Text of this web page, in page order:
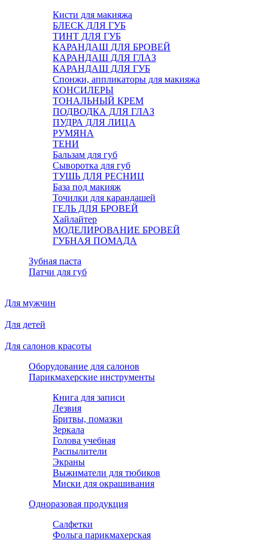
Кисти для макияжа
БЛЕСК ДЛЯ ГУБ
ТИНТ ДЛЯ ГУБ
КАРАНДАШ ДЛЯ БРОВЕЙ
КАРАНДАШ ДЛЯ ГЛАЗ
КАРАНДАШ ДЛЯ ГУБ
Спонжи, аппликаторы для макияжа
КОНСИЛЕРЫ
ТОНАЛЬНЫЙ КРЕМ
ПОДВОДКА ДЛЯ ГЛАЗ
ПУДРА ДЛЯ ЛИЦА
РУМЯНА
ТЕНИ
Бальзам для губ
Сыворотка для губ
ТУШЬ ДЛЯ РЕСНИЦ
База под макияж
Точилки для карандашей
ГЕЛЬ ДЛЯ БРОВЕЙ
Хайлайтер
МОДЕЛИРОВАНИЕ БРОВЕЙ
ГУБНАЯ ПОМАДА
Зубная паста
Патчи для губ
Для мужчин
Для детей
Для салонов красоты
Оборудование для салонов
Парикмахерские инструменты
Книга для записи
Лезвия
Бритвы, помазки
Зеркала
Голова учебная
Распылители
Экраны
Выжиматели для тюбиков
Миски для окрашивания
Одноразовая продукция
Салфетки
Фольга парикмахерская